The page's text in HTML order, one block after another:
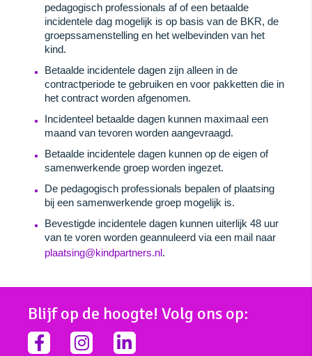
pedagogisch professionals af of een betaalde
incidentele dag mogelijk is op basis van de BKR, de
groepssamenstelling en het welbevinden van het
kind.
Betaalde incidentele dagen zijn alleen in de
contractperiode te gebruiken en voor pakketten die in
het contract worden afgenomen.
Incidenteel betaalde dagen kunnen maximaal een
maand van tevoren worden aangevraagd.
Betaalde incidentele dagen kunnen op de eigen of
samenwerkende groep worden ingezet.
De pedagogisch professionals bepalen of plaatsing
bij een samenwerkende groep mogelijk is.
Bevestigde incidentele dagen kunnen uiterlijk 48 uur
van te voren worden geannuleerd via een mail naar
plaatsing@kindpartners.nl .
Blijf op de hoogte! Volg ons op:
facebook-instagramlinkedin-